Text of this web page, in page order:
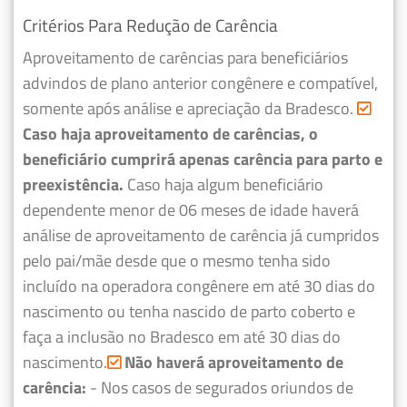
Critérios Para Redução de Carência
Aproveitamento de carências para beneficiários
advindos de plano anterior congênere e compatível,
somente após análise e apreciação da Bradesco.
Caso haja aproveitamento de carências, o
beneficiário cumprirá apenas carência para parto e
preexistência. Caso haja algum beneficiário
dependente menor de 06 meses de idade haverá
análise de aproveitamento de carência já cumpridos
pelo pai/mãe desde que o mesmo tenha sido
incluído na operadora congênere em até 30 dias do
nascimento ou tenha nascido de parto coberto e
faça a inclusão no Bradesco em até 30 dias do
nascimento. Não haverá aproveitamento de
carência: - Nos casos de segurados oriundos de